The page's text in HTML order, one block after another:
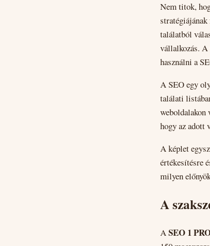
Nem titok,
találatból
vállalkozás. A
használni a
A SEO egy
találati
weboldalakon
hogy az adott
A képlet
értékesítésre
milyen
A
A SEO 1